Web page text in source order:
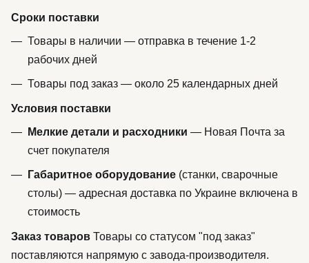
Сроки поставки
Товары в наличии — отправка в течение 1-2
рабочих дней
Товары под заказ — около 25 календарных дней
Условия поставки
Мелкие детали и расходники — Новая Почта за
счет покупателя
Габаритное оборудование (станки, сварочные
столы) — адресная доставка по Украине включена в
стоимость
Заказ товаров Товары со статусом "под заказ"
поставляются напрямую с завода-производителя.